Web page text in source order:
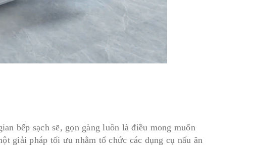
bếp sạch sẽ, gọn gàng luôn là điều mong muốn
giải pháp tối ưu nhằm tổ chức các dụng cụ nấu ăn